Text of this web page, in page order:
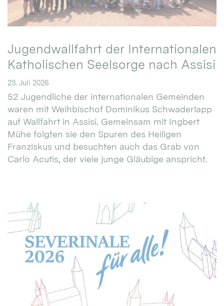
Jugendwallfahrt der Internationalen
Katholischen Seelsorge nach Assisi
23. Juli 2026
52 Jugendliche der internationalen Gemeinden
waren mit Weihbischof Dominikus Schwaderlapp
auf Wallfahrt in Assisi. Gemeinsam mit Ingbert
Mühe folgten sie den Spuren des Heiligen
Franziskus und besuchten auch das Grab von
Carlo Acutis, der viele junge Gläubige anspricht.